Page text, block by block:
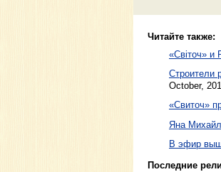
Читайте также:
«Свiточ» и
Строители
October,
«Свиточ»
Яна
В эфир
Последние